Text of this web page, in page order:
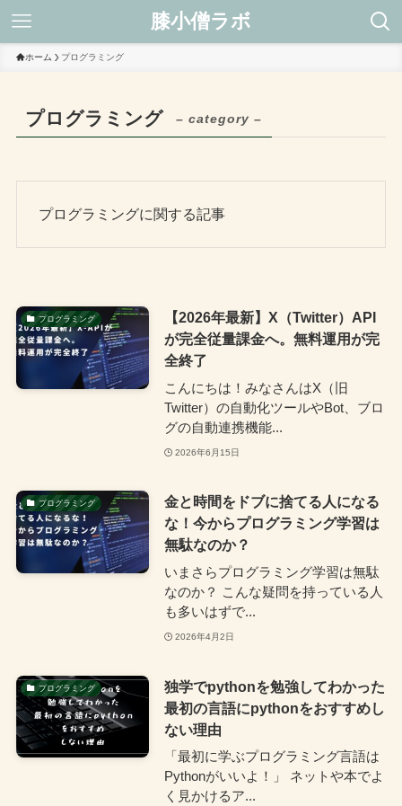
膝小僧ラボ
ホーム プログラミング
プログラミング – category –
プログラミングに関する記事
プログラミング
【2026年最新】X（Twitter）API
が完全従量課金へ。無料運用が完
全終了
こんにちは！みなさんはX（旧
Twitter）の自動化ツールやBot、ブロ
グの自動連携機能...
2026年6月15日
プログラミング
金と時間をドブに捨てる人になる
な！今からプログラミング学習は
無駄なのか？
いまさらプログラミング学習は無駄
なのか？ こんな疑問を持っている人
も多いはずで...
2026年4月2日
プログラミング
独学でpythonを勉強してわかった
最初の言語にpythonをおすすめし
ない理由
「最初に学ぶプログラミング言語は
Pythonがいいよ！」 ネットや本でよ
く見かけるア...